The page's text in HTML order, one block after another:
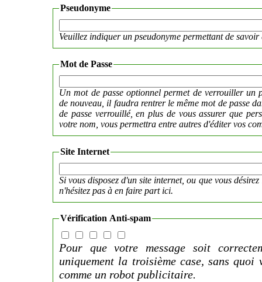
Pseudonyme
Veuillez indiquer un pseudonyme permettant de savoir
Mot de Passe
Un mot de passe optionnel permet de verrouiller un
de nouveau, il faudra rentrer le même mot de passe
de passe verrouillé, en plus de vous assurer que
votre nom, vous permettra entre autres d'éditer vos
Site Internet
Si vous disposez d'un site internet, ou que vous
n'hésitez pas à en faire part ici.
Vérification Anti-spam
Pour que votre message soit
uniquement la troisième case, sans quoi
comme un robot publicitaire.